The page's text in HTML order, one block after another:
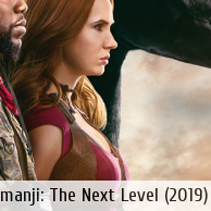
The Next Level (2019)